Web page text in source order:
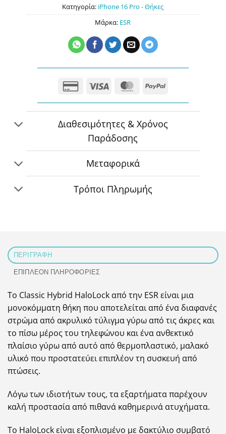
Κατηγορία: iPhone 16 Pro - Θήκες
Μάρκα: ESR
Credit
2
Visa MasterCard
PayPal
Διαθεσιμότητες & Χρόνος
Παράδοσης
Μεταφορικά
Τρόποι Πληρωμής
ΠΕΡΙΓΡΑΦΉ
ΕΠΙΠΛΈΟΝ ΠΛΗΡΟΦΟΡΊΕΣ
Το Classic Hybrid HaloLock από την ESR είναι μια
μονοκόμματη θήκη που αποτελείται από ένα διαφανές
στρώμα από ακρυλικό τύλιγμα γύρω από τις άκρες και
το πίσω μέρος του τηλεφώνου και ένα ανθεκτικό
πλαίσιο γύρω από αυτό από θερμοπλαστικό, μαλακό
υλικό που προστατεύει επιπλέον τη συσκευή από
πτώσεις.
Λόγω των ιδιοτήτων τους, τα εξαρτήματα παρέχουν
καλή προστασία από πιθανά καθημερινά ατυχήματα.
Το HaloLock είναι εξοπλισμένο με δακτύλιο συμβατό